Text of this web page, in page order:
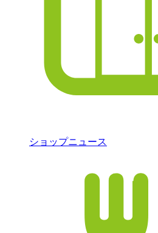
ショップニュース